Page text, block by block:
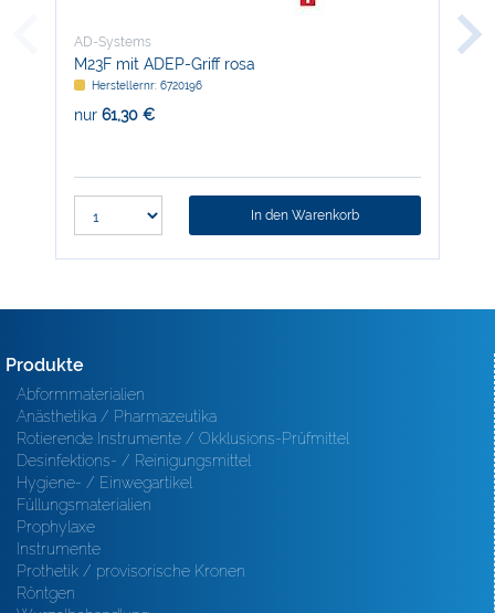
AD-Systems
M23F mit ADEP-Griff rosa
Herstellernr: 6720196
nur 61,30 €
In den Warenkorb
Produkte
Abformmaterialien
Anästhetika / Pharmazeutika
Rotierende Instrumente / Okklusions-Prüfmittel
Desinfektions- / Reinigungsmittel
Hygiene- / Einwegartikel
Füllungsmaterialien
Prophylaxe
Instrumente
Prothetik / provisorische Kronen
Röntgen